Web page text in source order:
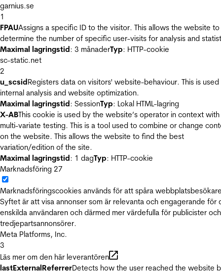
garnius.se
1
FPAUAssigns a specific ID to the visitor. This allows the website to
determine the number of specific user-visits for analysis and
Maximal lagringstid: 3 månaderTyp: HTTP-cookie
sc-static.net
2
u_scsidRegisters data on visitors' website-behaviour. This is
internal analysis and website optimization.
Maximal lagringstid: SessionTyp: Lokal HTML-lagring
X-ABThis cookie is used by the website’s operator in context with
multi-variate testing. This is a tool used to combine or change
on the website. This allows the website to find the best
variation/edition of the site.
Maximal lagringstid: 1 dagTyp: HTTP-cookie
Marknadsföring 27
Marknadsföringscookies används för att spåra
Syftet är att visa annonser som är relevanta och engagerande för
enskilda användaren och därmed mer värdefulla för publicister och
tredjepartsannonsörer.
Meta Platforms, Inc.
3
Läs mer om den här leverantören
lastExternalReferrerDetects how the user reached the website